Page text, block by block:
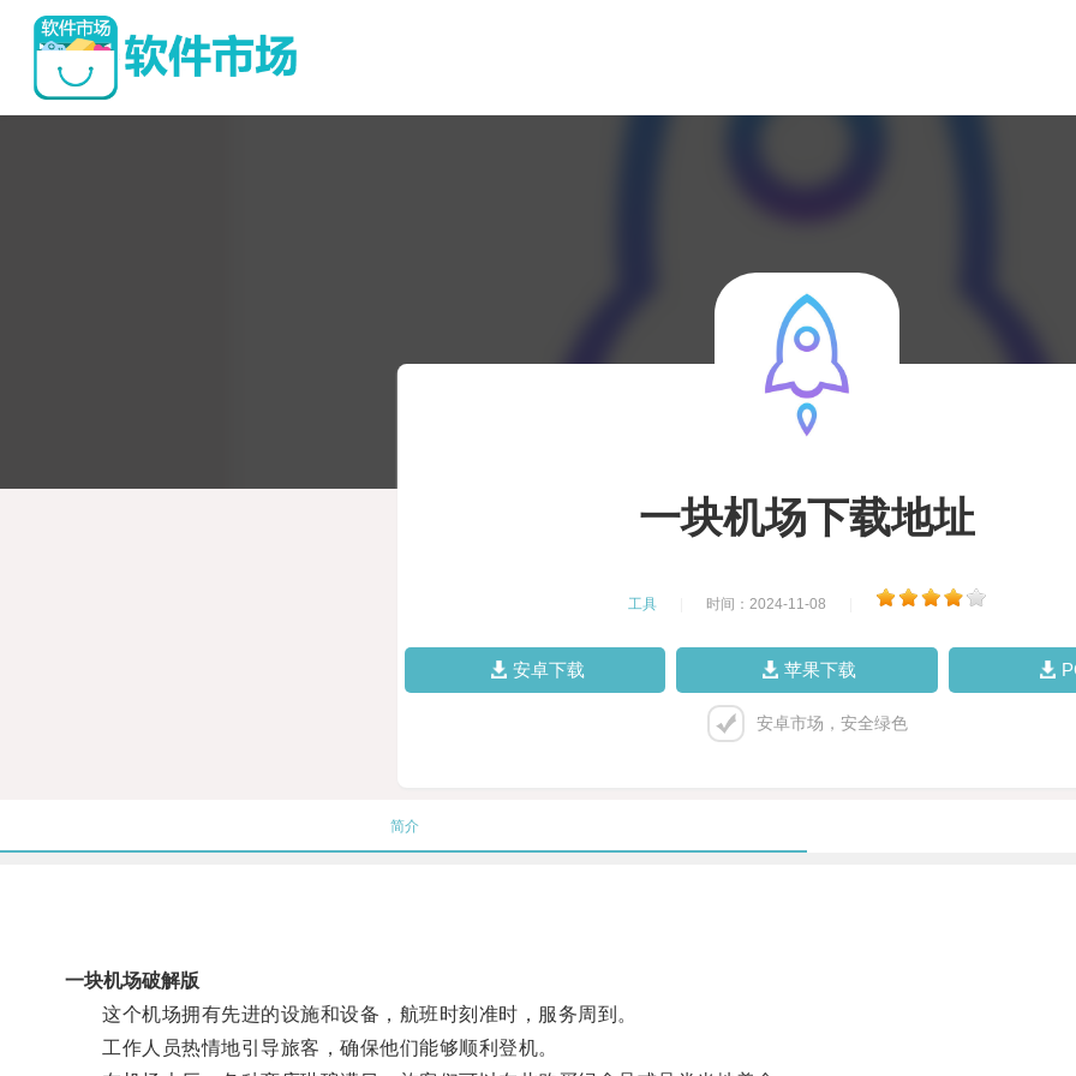
一块机场下载地址
工具 时间：2024-11-08
安卓下载 苹果下载
安卓市场，安全绿色
简介
一块机场破解版
这个机场拥有先进的设施和设备，航班时刻准时，服务周到。
工作人员热情地引导旅客，确保他们能够顺利登机。